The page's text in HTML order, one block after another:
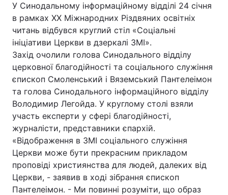
Головна Війна
У Синодальному інформаційному відділі 24 січня
в рамках XX Міжнародних Різдвяних освітніх
читань відбувся круглий стіл «Соціальні
ініціативи Церкви в дзеркалі ЗМІ».
Захід очолили голова Синодального відділу
церковної благодійності та соціального служіння
єпископ Смоленський і Вяземський Пантелеімон
та голова Синодального інформаційного відділу
Володимир Легойда. У круглому столі взяли
участь експерти у сфері благодійності,
журналісти, представники єпархій.
«Відображення в ЗМІ соціального служіння
Церкви може бути прекрасним прикладом
проповіді християнства для людей, далеких від
Церкви, - заявив в ході зібрання єпископ
Пантелеімон. - Ми повинні розуміти, що образ